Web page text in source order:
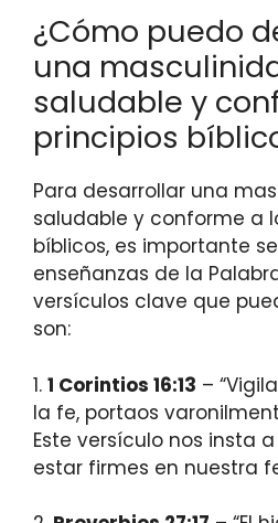
¿Cómo puedo
una
saludable y
principios
Para desarrollar una
saludable y conforme a
bíblicos, es importante
enseñanzas de la
versículos clave que
son:
1. 1 Corintios 16:13 –
la fe, portaos
Este versículo nos insta
estar firmes en nuestra